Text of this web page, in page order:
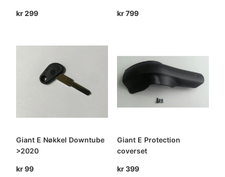
kr299 kr799
Giant E Nøkkel Downtube
>2020
kr99
Giant E Protection
coverset
kr399